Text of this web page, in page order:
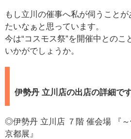
もし立川の催事へ私が伺うこと
たいなぁと思っています。
今は“コスモス祭”を開催中とのこ
いかがでしょうか。
伊勢丹 立川店の出店の詳細で
◎伊勢丹 立川店 ７階 催会場 『～
京都展』